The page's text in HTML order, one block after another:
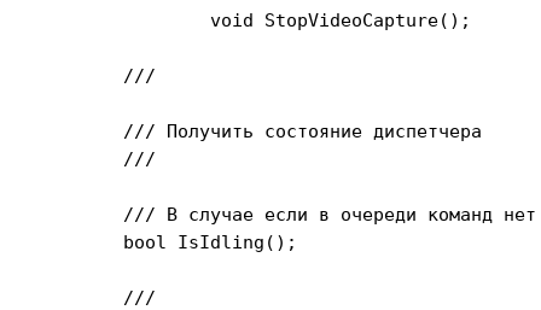
		void StopVideoCapture();
	///
	///
	///
В случае если в очереди команд
	///